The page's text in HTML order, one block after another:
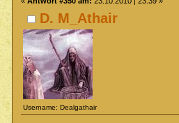
D. M_Athair
Username: Dealgathair